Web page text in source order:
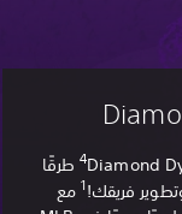
4طرقًا
فريقك!1 مع